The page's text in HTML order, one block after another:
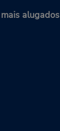
alugados